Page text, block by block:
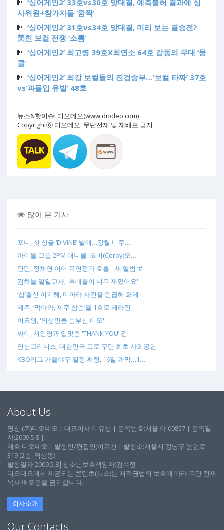
‘싱어게인2’ 33호vs30호 맞대결, 예측불허 결과에 심
사위원+참가자들 ‘깜짝’
‘싱어게인2’ 31호vs34호 맞대결, 미리 보는 결승전?
美친 보컬 전쟁 ‘소름’
‘싱어게인2’ 최고령 39호X최연소 64호 감동의 무대 ‘뭉
클’
‘싱어게인2’ 최강 보컬들의 진검승부…‘보컬 타짜’ 37호
vs‘과몰입 유발’ 48호
뉴스&핫이슈! 디오데오(www.diodeo.com)
Copyrightⓒ 디오데오. 무단전재 및 재배포 금지
많이 본 기사
포니, 첫 싱글 ‘DIVINE’ 발매…강렬 비주…
아이돌 그룹 2PM 애니콜 '코비(Corby)모…
딘딘, 정채연 이어 유연정과 호흡…새 앨범 ‘#…
김하늘 일일교사, '후배들이 너무 재밌어요'
‘샵’출신 이지혜, 티아라 사건을 언급해 화제 …
제주, ‘막아라, 제주 삼춘’을 1호로 제라진 …
이요원, '의상만큼 눈부신 미모'
싸이, 서인영과 입맞춤 'THANK YOU’ 전…
안산그리너스, 대한민국 프로 구단 최초 사회공헌…
KBO리그 가을야구 일정 확정, 16일 개막…1…
About Us
명칭:(주)디오데오 | 대표이사:이유상 | 등록번호:서울 아 00857 | 등록일
자:2009.5.8 |
제호:디오데오 | 발행인/편집인:이유찬 | 발행소:서울시 강남구 논현로
319 (2층, 역삼동)│
발행일자:2009.5.8│청소년보호책임자:김수정
디오데오에서 제공되는 콘텐츠(뉴스)는 저작권법의 보호에 따라 무단 전재
복사 배포등을 금지합니다.
회사소개
Our Contacts